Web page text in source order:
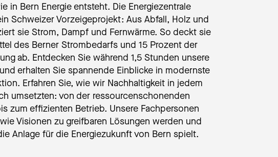
in Bern Energie entsteht. Die Energiezentrale
Schweizer Vorzeigeprojekt: Aus Abfall, Holz und
sie Strom, Dampf und Fernwärme. So deckt sie
des Berner Strombedarfs und 15 Prozent der
ab. Entdecken Sie während 1,5 Stunden unsere
erhalten Sie spannende Einblicke in modernste
Erfahren Sie, wie wir Nachhaltigkeit in jedem
umsetzten: von der ressourcenschonenden
zum effizienten Betrieb. Unsere Fachpersonen
Visionen zu greifbaren Lösungen werden und
Anlage für die Energiezukunft von Bern spielt.